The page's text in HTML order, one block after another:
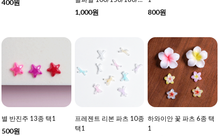
400원
40 택1
1,000원 800원
별 반진주 13종 택1
500원
프레젠트 리본 파츠 10종
택1
하와이안 꽃 파츠 6종 택
1